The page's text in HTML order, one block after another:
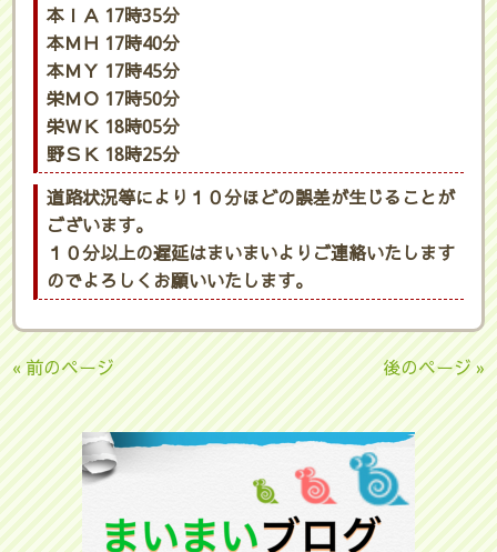
本ＩＡ 17時35分
本ＭＨ 17時40分
本ＭＹ 17時45分
栄ＭＯ 17時50分
栄ＷＫ 18時05分
野ＳＫ 18時25分
道路状況等により１０分ほどの誤差が生じることが
ございます。
１０分以上の遅延はまいまいよりご連絡いたします
のでよろしくお願いいたします。
« 前のページ 後のページ »